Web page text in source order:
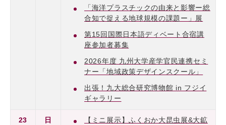
「海洋プラスチックの由来と影響ー総
合知で捉える地球規模の課題ー」展
第15回国際日本語ディベート合宿講
座参加者募集
2026年度 九州大学産学官民連携セミ
ナー「地域政策デザインスクール」
出張！九大総合研究博物館 in フジイ
ギャラリー
23 日 【ミニ展示】ふくおか大昆虫展&大鉱